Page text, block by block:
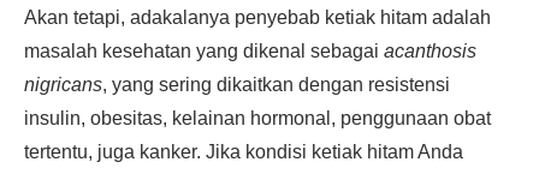
Akan tetapi, adakalanya penyebab ketiak hitam adalah
masalah kesehatan yang dikenal sebagai acanthosis
nigricans, yang sering dikaitkan dengan resistensi
insulin, obesitas, kelainan hormonal, penggunaan obat
tertentu, juga kanker. Jika kondisi ketiak hitam Anda